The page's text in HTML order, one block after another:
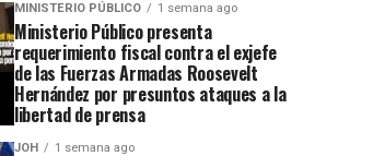
MINISTERIO PÚBLICO 1 semana ago
Ministerio Público presenta
requerimiento fiscal contra el exjefe
de las Fuerzas Armadas Roosevelt
Hernández por presuntos ataques a la
libertad de prensa
JOH 1 semana ago